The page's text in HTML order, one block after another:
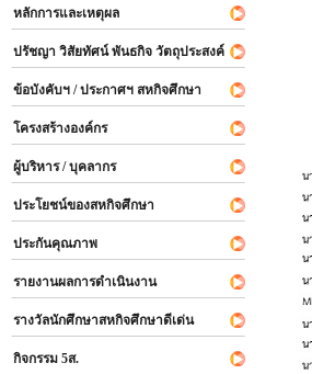
หลักการและเหตุผล
ปรัชญา วิสัยทัศน์ พันธกิจ วัตถุประสงค์
ข้อบังคับฯ / ประกาศฯ สหกิจศึกษา
โครงสร้างองค์กร
ผู้บริหาร / บุคลากร
ประโยชน์ของสหกิจศึกษา
ประกันคุณภาพ
รายงานผลการดำเนินงาน
รางวัลนักศึกษาสหกิจศึกษาดีเด่น
กิจกรรม 5ส.